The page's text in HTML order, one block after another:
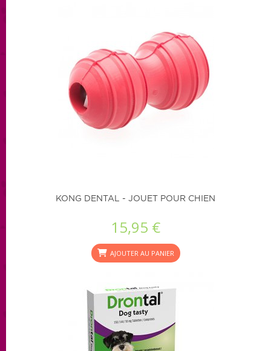
KONG DENTAL - JOUET POUR CHIEN
15,95 €
AJOUTER AU PANIER